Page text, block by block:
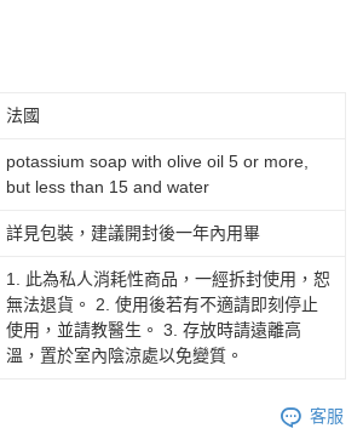
法國
potassium soap with olive oil 5 or more,
but less than 15 and water
詳見包裝，建議開封後一年內用畢
1. 此為私人消耗性商品，一經拆封使用，恕
無法退貨。 2. 使用後若有不適請即刻停止
使用，並請教醫生。 3. 存放時請遠離高
溫，置於室內陰涼處以免變質。
客服